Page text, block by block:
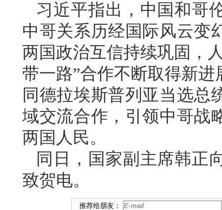
习近平指出，中国和哥
中哥关系历经国际风云变
两国政治互信持续巩固，
带一路”合作不断取得新
同德拉埃斯普列亚当选总
域交流合作，引领中哥战
两国人民。
同日，国家副主席韩正
致贺电。
推荐给朋友：